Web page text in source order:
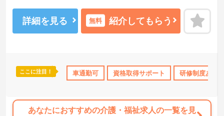
資格取得サポート 産休･育休･介護休暇取得実績あり
無料駐車場があり、マイカー通勤も可能◎離れた地域にお住まいの
方もストレス無く通勤していただけます！
ご興味のある方には、面接対策ポイントなど、さらに詳細をお話し
詳細を見る 無料 紹介してもらう
ここに注目！ 車通勤可 資格取得サポート 研修制度あり
あなたにおすすめの介護・福祉求人の一覧を見